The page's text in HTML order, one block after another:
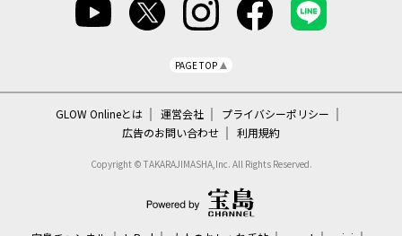
PAGE TOP
GLOW Onlineとは 運営会社
プライバシーポリシー
広告のお問い合わせ
利用規約
Copyright © TAKARAJIMASHA,Inc. All Rights Reserved.